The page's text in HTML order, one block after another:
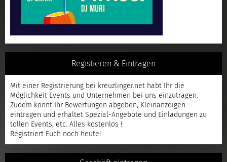
Registieren & Eintragen
Mit einer Registrierung bei kreuzlinger.net habt Ihr die
Möglichkeit Events und Unternehmen bei uns einzutragen.
Zudem könnt Ihr Bewertungen abgeben, Kleinanzeigen
eintragen und erhaltet Spezial-Angebote und Einladungen zu
tollen Events, etc. Alles kostenlos !
Registriert Euch noch heute!